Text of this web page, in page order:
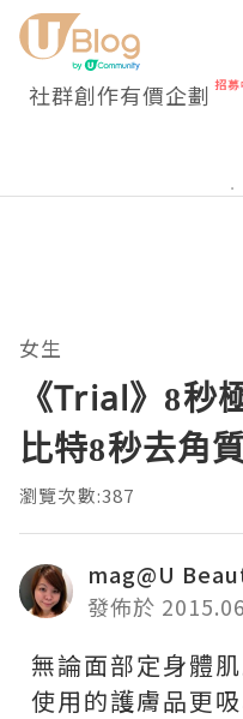
社群創作有價企劃
女生
《Trial》8秒
比特8秒去角
瀏覽次數:387
mag@U
發佈於
無論面部定身體
使用的護膚品更